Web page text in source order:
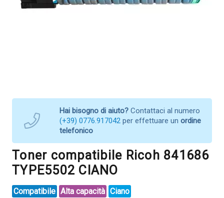
Hai bisogno di aiuto? Contattaci al numero
(+39) 0776.917042 per effettuare un ordine
telefonico
Toner compatibile Ricoh 841686
TYPE5502 CIANO
Compatibile Alta capacità Ciano